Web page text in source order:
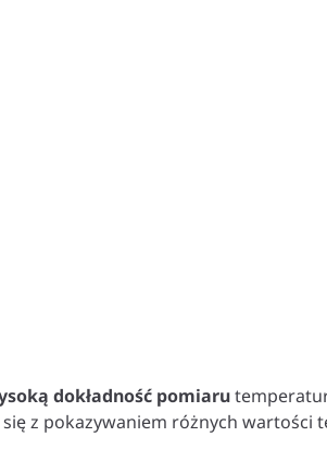
dokładność pomiaru
z pokazywaniem różnych wartości